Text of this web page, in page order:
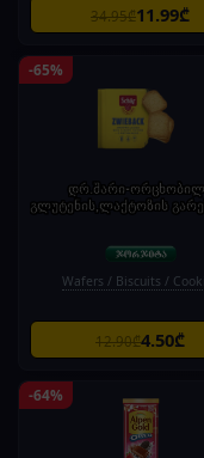
34.95₾11.99₾
-65%
დრ.შარი-
გლუტენის,ლაქტოზის
Wafers / Biscuits /
12.90₾4.50₾
-64%